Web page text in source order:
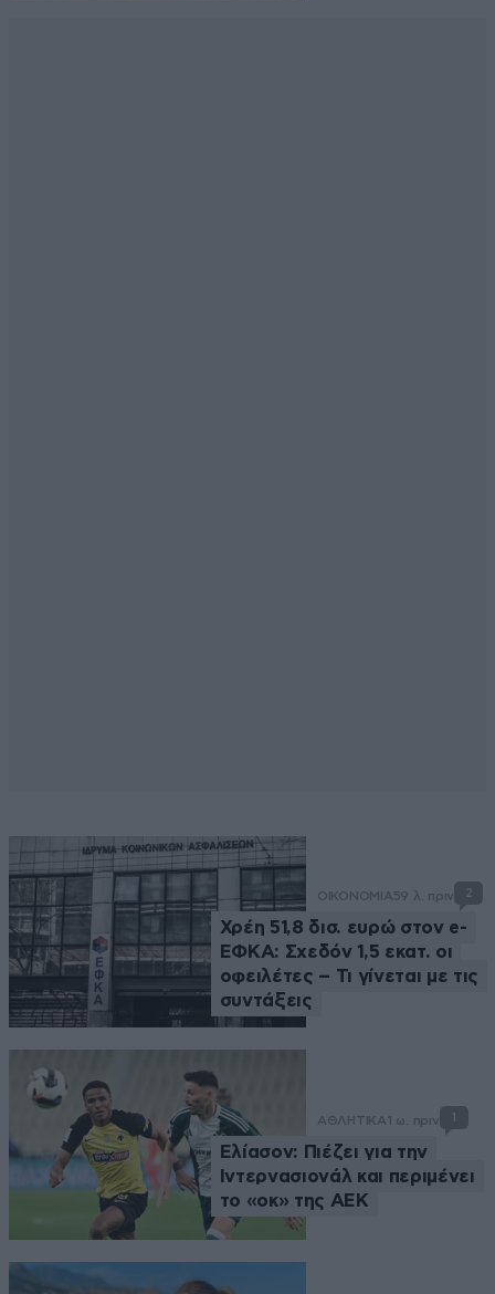
ΟΙΚΟΝΟΜΙΑ59 λ. πριν 2
Χρέη 51,8 δισ. ευρώ στον e-
ΕΦΚΑ: Σχεδόν 1,5 εκατ. οι
οφειλέτες – Τι γίνεται με τις
συντάξεις
ΑΘΛΗΤΙΚΑ 1 ω. πριν
Ελίασον: Πιέζει για την
Ιντερνασιονάλ και περιμένει
το «οκ» της ΑΕΚ